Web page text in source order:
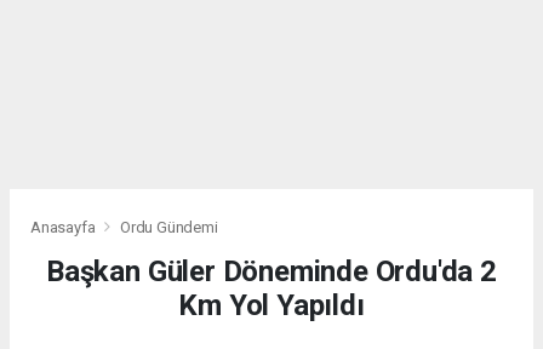
Anasayfa Ordu Gündemi
Başkan Güler Döneminde Ordu'da 2
Km Yol Yapıldı